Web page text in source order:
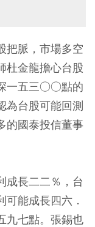
把脈，市場多空
杜金龍擔心台股
一五三○○點的
為台股可能回測
的國泰投信董事
長二二％，台
能成長四六．
九七點。張錫也